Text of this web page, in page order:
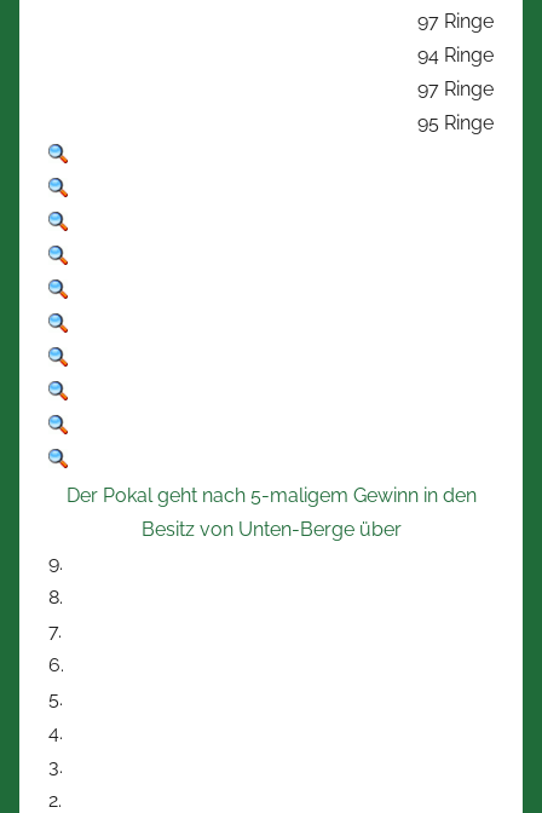
97 Ringe
94 Ringe
97 Ringe
95 Ringe
Der Pokal geht nach 5-maligem Gewinn in den
Besitz von Unten-Berge über
9.
8.
7.
6.
5.
4.
3.
2.